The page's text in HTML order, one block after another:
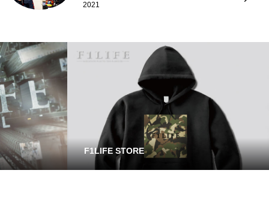
2021
F1LIFE STORE